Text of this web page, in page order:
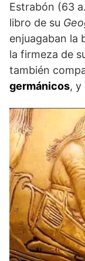
Estrabón (63
libro de su
enjuagaban la
la firmeza de
también
germánicos, y